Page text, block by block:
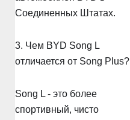
Соединенных Штатах.
3. Чем BYD Song L
отличается от Song Plus?
Song L - это более
спортивный, чисто